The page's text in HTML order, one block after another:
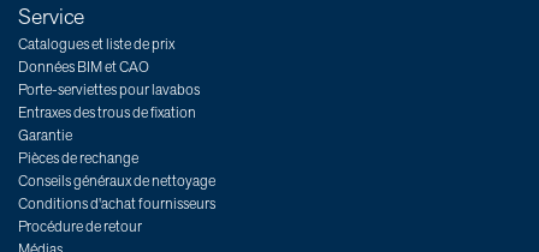
Service
Catalogues et liste de prix
Données BIM et CAO
Porte-serviettes pour lavabos
Entraxes des trous de fixation
Garantie
Pièces de rechange
Conseils généraux de nettoyage
Conditions d'achat fournisseurs
Procédure de retour